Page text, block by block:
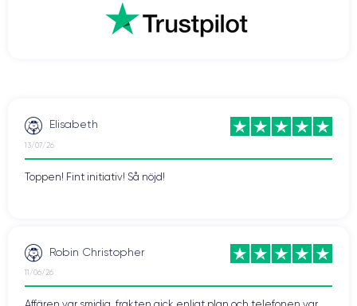
snabbare nedladdningar, smidigare videospelupplevelser, men även
streaming av bättre kvalitet. Även videosamtal som FaceTime blir
roligare när du kontaktar dina nära och kära.
kontrollerats av
garantipå 24 månader.
Elisabeth
13/07/26
Toppen! Fint initiativ! Så nöjd!
Robin Christopher
11/06/26